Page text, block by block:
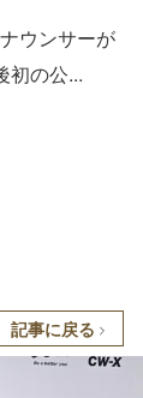
ウンサーが
初の公...
記事に戻る